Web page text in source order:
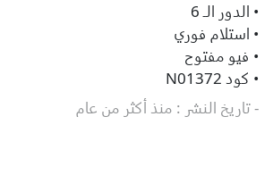
• الدور الـ 6
• استلام فوري
• فيو مفتوح
• كود N01372
- تاريخ النشر : منذ أكثر من عام